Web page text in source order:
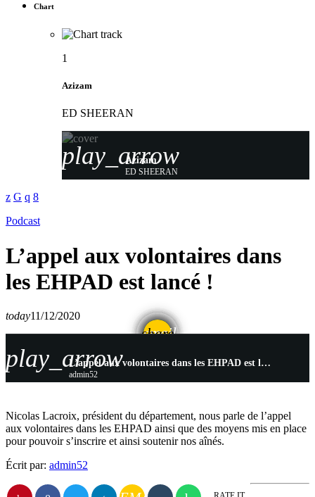
Chart
1
Azizam
ED SHEERAN
play_arrow
Azizam
ED SHEERAN
Podcast
L’appel aux volontaires dans
les EHPAD est lancé !
today11/12/2020
share
email
play_arrow L’appel aux volontaires dans les EHPAD est lancé !
admin52
Nicolas Lacroix, président du département, nous parle de l’appel
aux volontaires dans les EHPAD ainsi que des moyens mis en place
pour pouvoir s’inscrire et ainsi soutenir nos aînés.
Écrit par: admin52